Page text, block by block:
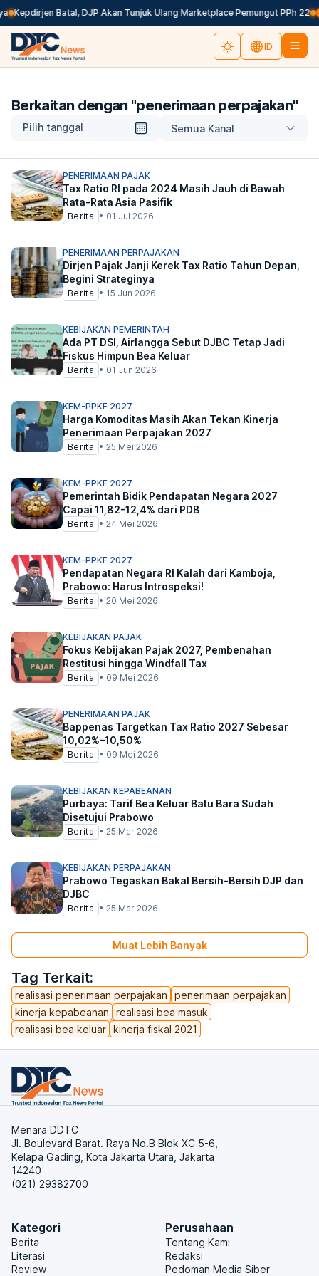
Kepdirjen Batal, DJP Akan Tunjuk Ulang Marketplace Pemungut PPh 22
ID
Berkaitan dengan "penerimaan perpajakan"
Pilih tanggal Semua Kanal
Tag Terkait:
realisasi penerimaan perpajakan
penerimaan perpajakan
kinerja kepabeanan
realisasi bea masuk
realisasi bea keluar kinerja fiskal 2021
PENERIMAAN PAJAK
Tax Ratio RI pada 2024 Masih Jauh di Bawah
Rata-Rata Asia Pasifik
Berita • 01 Jul 2026
PENERIMAAN PERPAJAKAN
Dirjen Pajak Janji Kerek Tax Ratio Tahun Depan,
Begini Strateginya
Berita • 15 Jun 2026
KEBIJAKAN PEMERINTAH
Ada PT DSI, Airlangga Sebut DJBC Tetap Jadi
Fiskus Himpun Bea Keluar
Berita • 01 Jun 2026
KEM-PPKF 2027
Harga Komoditas Masih Akan Tekan Kinerja
Penerimaan Perpajakan 2027
Berita • 25 Mei 2026
KEM-PPKF 2027
Pemerintah Bidik Pendapatan Negara 2027
Capai 11,82-12,4% dari PDB
Berita • 24 Mei 2026
KEM-PPKF 2027
Pendapatan Negara RI Kalah dari Kamboja,
Prabowo: Harus Introspeksi!
Berita • 20 Mei 2026
KEBIJAKAN PAJAK
Fokus Kebijakan Pajak 2027, Pembenahan
Restitusi hingga Windfall Tax
Berita • 09 Mei 2026
PENERIMAAN PAJAK
Bappenas Targetkan Tax Ratio 2027 Sebesar
10,02%–10,50%
Berita • 09 Mei 2026
KEBIJAKAN KEPABEANAN
Purbaya: Tarif Bea Keluar Batu Bara Sudah
Disetujui Prabowo
Berita • 25 Mar 2026
KEBIJAKAN PERPAJAKAN
Prabowo Tegaskan Bakal Bersih-Bersih DJP dan
DJBC
Berita • 25 Mar 2026
Muat Lebih Banyak
Menara DDTC
Jl. Boulevard Barat. Raya No.B Blok XC 5-6,
Kelapa Gading, Kota Jakarta Utara, Jakarta
14240
(021) 29382700
Kategori
Berita
Literasi
Review
Perusahaan
Tentang Kami
Redaksi
Pedoman Media Siber